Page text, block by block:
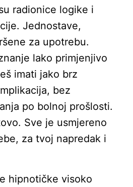
radionice logike i
Jednostave,
za upotrebu.
lako primjenjivo
imati jako brz
bez
po bolnoj prošlosti.
Sve je usmjereno
za tvoj napredak i
hipnotičke visoko